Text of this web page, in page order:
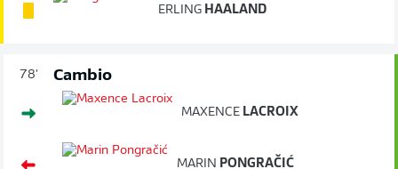
ERLING HAALAND
78' Cambio
MAXENCE LACROIX
MARIN PONGRAČIĆ